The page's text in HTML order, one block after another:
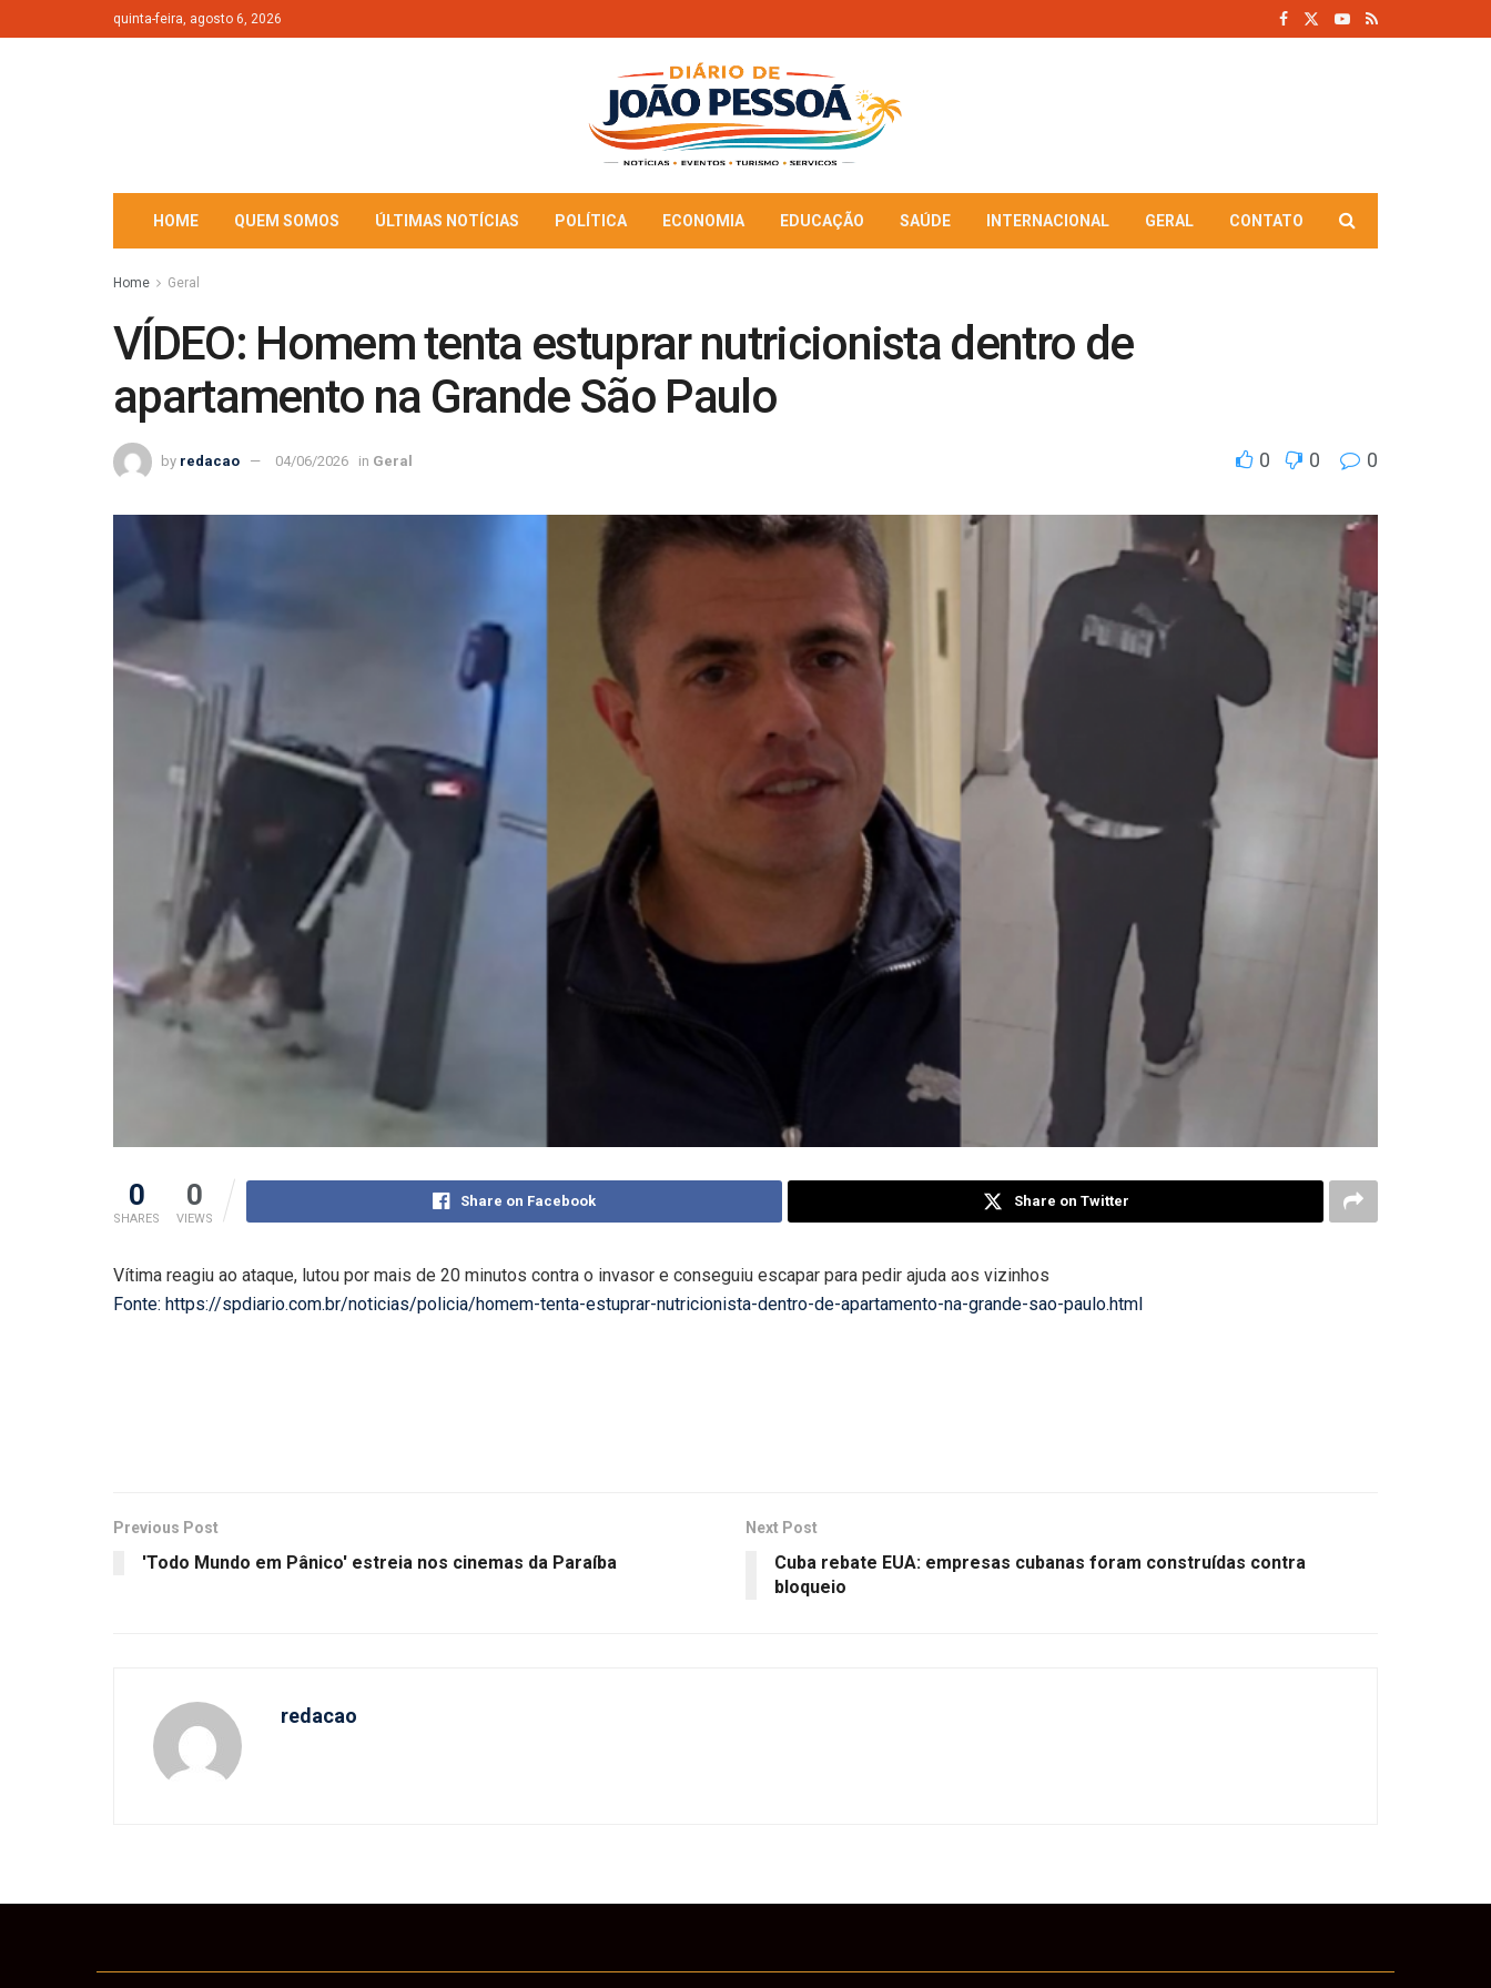
quinta-feira, agosto 6, 2026
HOME QUEM SOMOS ÚLTIMAS NOTÍCIAS POLÍTICA ECONOMIA EDUCAÇÃO SAÚDE INTERNACIONAL GERAL CONTATO
Home Geral
VÍDEO: Homem tenta estuprar nutricionista dentro de
apartamento na Grande São Paulo
by redacao 04/06/2026 in Geral 0 0 0
0
SHARES
0
VIEWS
Share on Facebook Share on Twitter
Vítima reagiu ao ataque, lutou por mais de 20 minutos contra o invasor e conseguiu escapar para pedir ajuda aos vizinhos
Fonte: https://spdiario.com.br/noticias/policia/homem-tenta-estuprar-nutricionista-dentro-de-apartamento-na-grande-sao-paulo.html
Previous Post
'Todo Mundo em Pânico' estreia nos cinemas da Paraíba
Next Post
Cuba rebate EUA: empresas cubanas foram construídas contra
bloqueio
redacao